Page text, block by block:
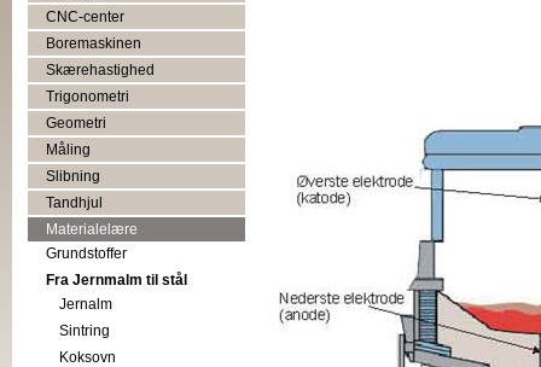
CNC-center
Boremaskinen
Skærehastighed
Trigonometri
Geometri
Måling
Slibning
Tandhjul
Materialelære
Grundstoffer
Fra Jernmalm til stål
Jernalm
Sintring
Koksovn